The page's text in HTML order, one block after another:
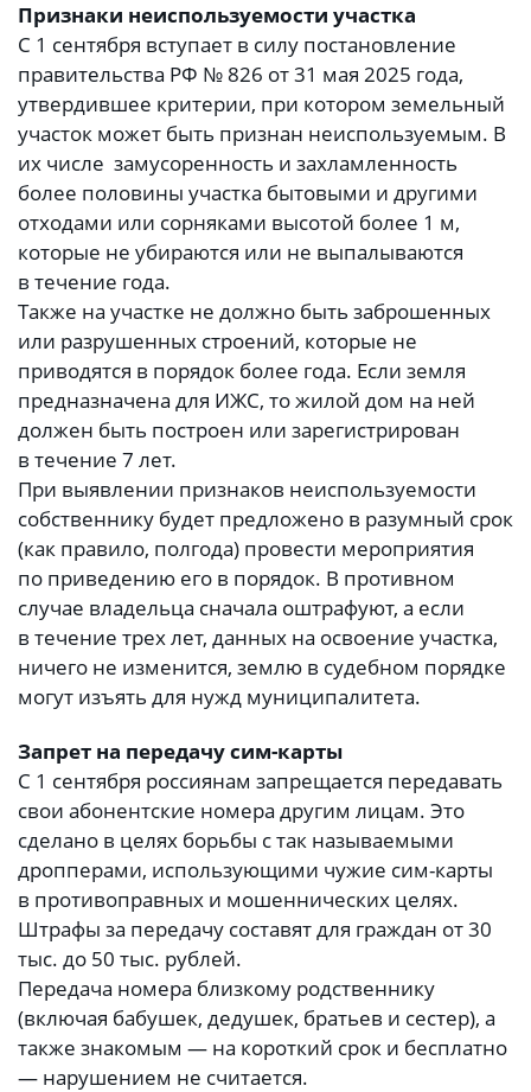
Признаки неиспользуемости участка
С 1 сентября вступает в силу постановление
правительства РФ № 826 от 31 мая 2025 года,
утвердившее критерии, при котором земельный
участок может быть признан неиспользуемым. В
их числе замусоренность и захламленность
более половины участка бытовыми и другими
отходами или сорняками высотой более 1 м,
которые не убираются или не выпалываются
в течение года.
Также на участке не должно быть заброшенных
или разрушенных строений, которые не
приводятся в порядок более года. Если земля
предназначена для ИЖС, то жилой дом на ней
должен быть построен или зарегистрирован
в течение 7 лет.
При выявлении признаков неиспользуемости
собственнику будет предложено в разумный срок
(как правило, полгода) провести мероприятия
по приведению его в порядок. В противном
случае владельца сначала оштрафуют, а если
в течение трех лет, данных на освоение участка,
ничего не изменится, землю в судебном порядке
могут изъять для нужд муниципалитета.
Запрет на передачу сим-карты
С 1 сентября россиянам запрещается передавать
свои абонентские номера другим лицам. Это
сделано в целях борьбы с так называемыми
дропперами, использующими чужие сим-карты
в противоправных и мошеннических целях.
Штрафы за передачу составят для граждан от 30
тыс. до 50 тыс. рублей.
Передача номера близкому родственнику
(включая бабушек, дедушек, братьев и сестер), а
также знакомым — на короткий срок и бесплатно
— нарушением не считается.